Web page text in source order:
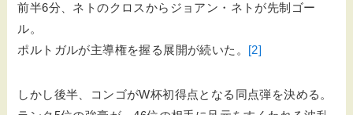
前半6分、ネトのクロスからジョアン・ネトが先制ゴー
ル。
ポルトガルが主導権を握る展開が続いた。 [2]
しかし後半、コンゴがW杯初得点となる同点弾を決める。